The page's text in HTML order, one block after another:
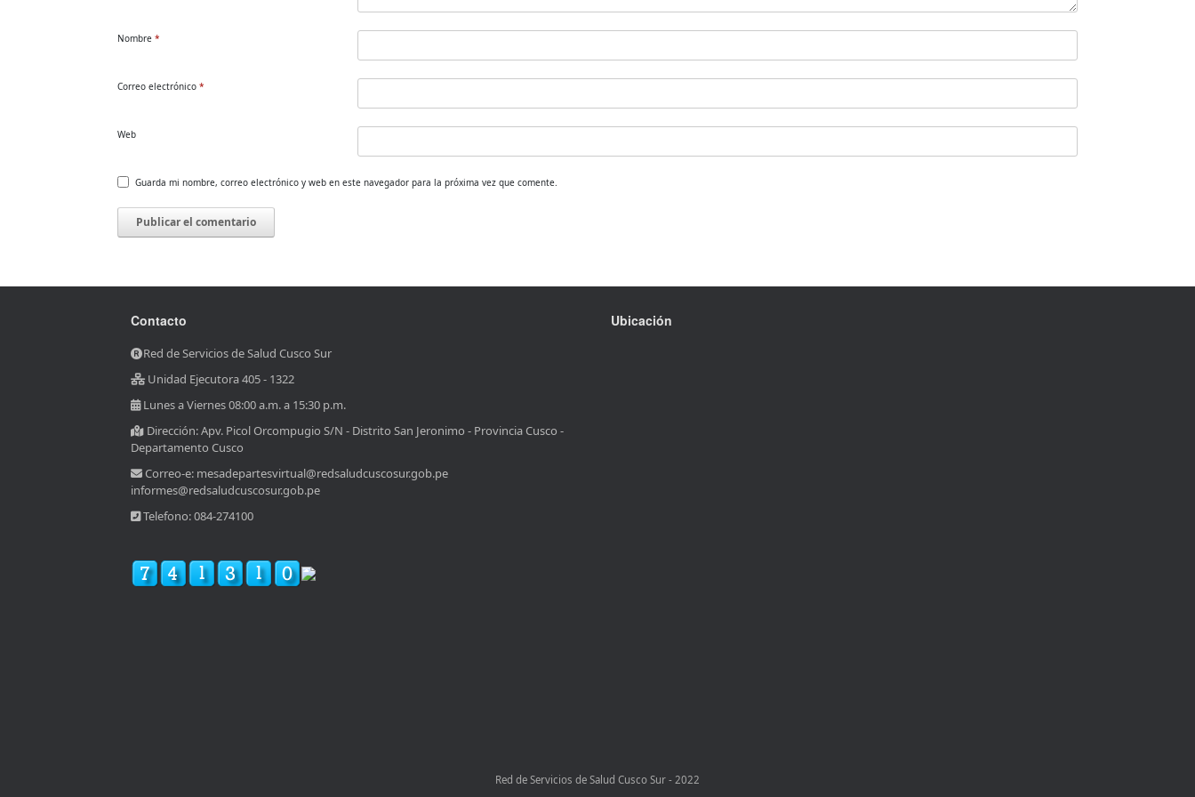
Nombre *
Correo electrónico *
Web
Guarda mi nombre, correo electrónico y web en este navegador para la próxima vez que comente.
Contacto
Red de Servicios de Salud Cusco Sur
Unidad Ejecutora 405 - 1322
Lunes a Viernes 08:00 a.m. a 15:30 p.m.
Dirección: Apv. Picol Orcompugio S/N - Distrito San Jeronimo - Provincia Cusco -
Departamento Cusco
Correo-e: mesadepartesvirtual@redsaludcuscosur.gob.pe
informes@redsaludcuscosur.gob.pe
Telefono: 084-274100
Ubicación
Red de Servicios de Salud Cusco Sur - 2022